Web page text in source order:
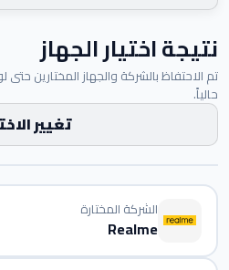
نتيجة اختيار الجهاز
تم الاحتفاظ بالشركة والجهاز المختارين
حالياً.
تغيير
الشركة المختارة
Realme